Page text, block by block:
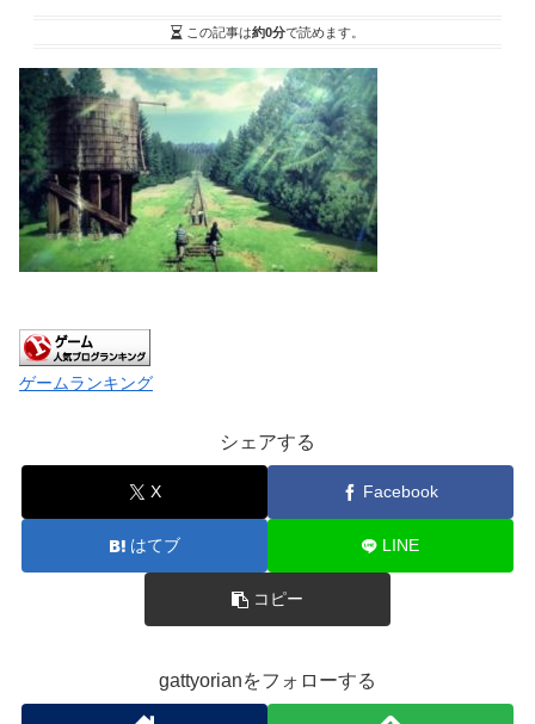
この記事は約0分で読めます。
ゲームランキング
シェアする
X Facebook
はてブ LINE
コピー
gattyorianをフォローする